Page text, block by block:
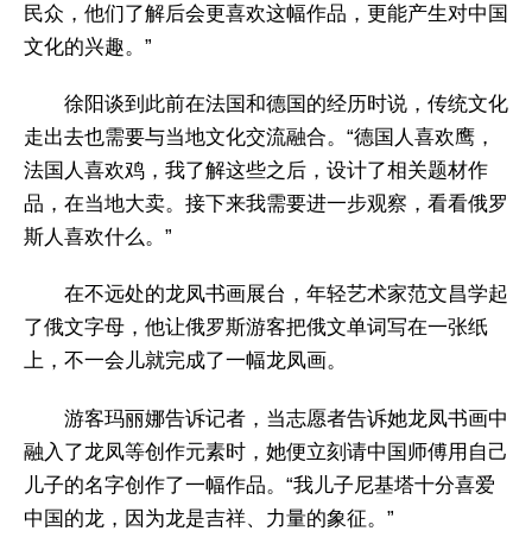
民众，他们了解后会更喜欢这幅作品，更能产生对中国
文化的兴趣。”
徐阳谈到此前在法国和德国的经历时说，传统文化
走出去也需要与当地文化交流融合。“德国人喜欢鹰，
法国人喜欢鸡，我了解这些之后，设计了相关题材作
品，在当地大卖。接下来我需要进一步观察，看看俄罗
斯人喜欢什么。”
在不远处的龙凤书画展台，年轻艺术家范文昌学起
了俄文字母，他让俄罗斯游客把俄文单词写在一张纸
上，不一会儿就完成了一幅龙凤画。
游客玛丽娜告诉记者，当志愿者告诉她龙凤书画中
融入了龙凤等创作元素时，她便立刻请中国师傅用自己
儿子的名字创作了一幅作品。“我儿子尼基塔十分喜爱
中国的龙，因为龙是吉祥、力量的象征。”